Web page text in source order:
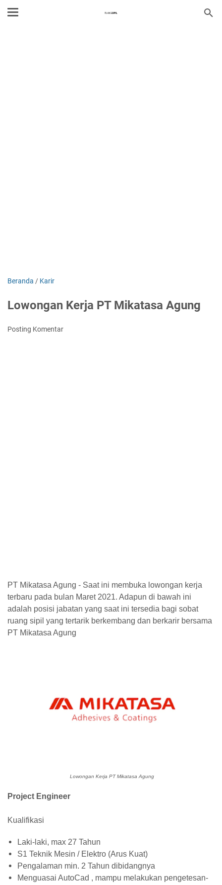
Beranda / Karir
Lowongan Kerja PT Mikatasa Agung
Posting Komentar
PT Mikatasa Agung - Saat ini membuka lowongan kerja
terbaru pada bulan Maret 2021. Adapun di bawah ini
adalah posisi jabatan yang saat ini tersedia bagi sobat
ruang sipil yang tertarik berkembang dan berkarir bersama
PT Mikatasa Agung
Lowongan Kerja PT Mikatasa Agung
Project Engineer
Kualifikasi
Laki-laki, max 27 Tahun
S1 Teknik Mesin / Elektro (Arus Kuat)
Pengalaman min. 2 Tahun dibidangnya
Menguasai AutoCad , mampu melakukan pengetesan-